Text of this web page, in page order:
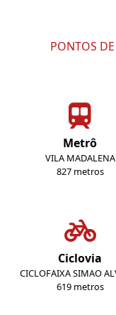
PONTOS
Metrô
VILA MADALENA
827 metros
Ciclovia
CICLOFAIXA SIMAO
619 metros